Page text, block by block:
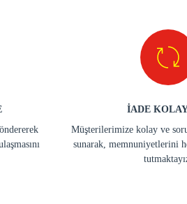
İADE
Müşterilerimize kolay ve
sunarak, memnuniyetlerini